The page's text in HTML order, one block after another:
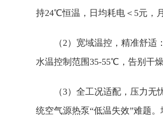
持24℃恒温，日均耗电＜5元，
（2）‌宽域温控，精准舒
水温控制范围‌35-55℃‌，告别干
（3）‌全工况适配，压力
统空气源热泵“低温失效”难题